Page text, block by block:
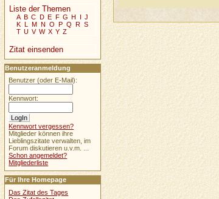
Liste der Themen
A B C D E F G H I J
K L M N O P Q R S
T U V W X Y Z
Zitat einsenden
Benutzeranmeldung
Benutzer (oder E-Mail):
Kennwort:
Kennwort vergessen?
Mitglieder können ihre
Lieblingszitate verwalten, im
Forum diskutieren u.v.m. ...
Schon angemeldet?
Mitgliederliste
Für Ihre Homepage
Das Zitat des Tages